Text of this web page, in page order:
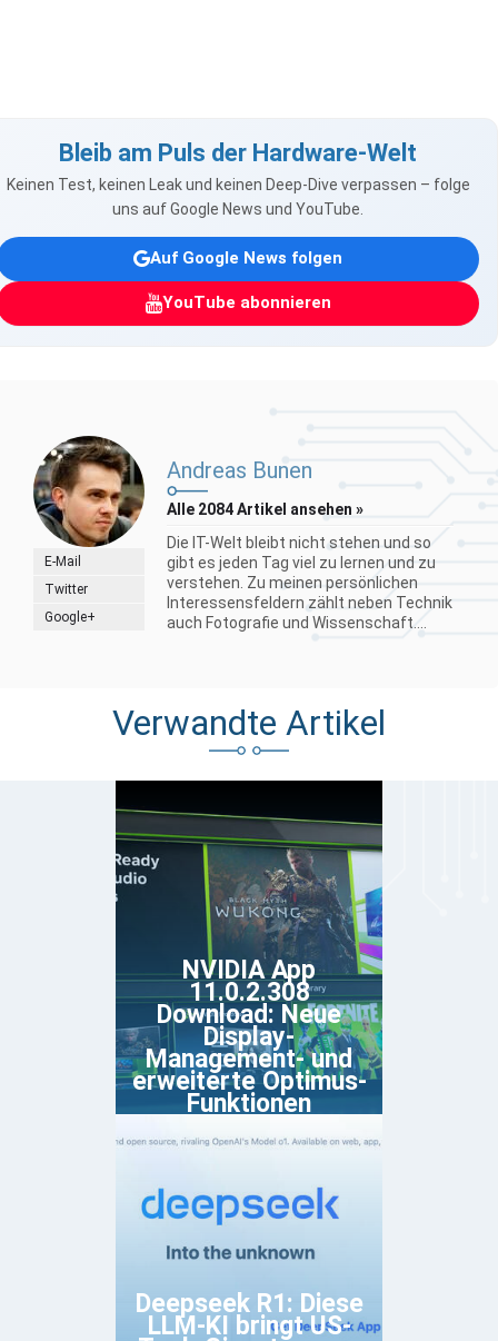
Bleib am Puls der Hardware-Welt
Keinen Test, keinen Leak und keinen Deep-Dive verpassen – folge
uns auf Google News und YouTube.
Auf Google News folgen
YouTube abonnieren
E-Mail
Twitter
Google+
Andreas Bunen
Alle 2084 Artikel ansehen »
Die IT-Welt bleibt nicht stehen und so
gibt es jeden Tag viel zu lernen und zu
verstehen. Zu meinen persönlichen
Interessensfeldern zählt neben Technik
auch Fotografie und Wissenschaft....
Verwandte Artikel
NVIDIA App
11.0.2.308
Download: Neue
Display-
Management- und
erweiterte Optimus-
Funktionen
Deepseek R1: Diese
LLM-KI bringt US-